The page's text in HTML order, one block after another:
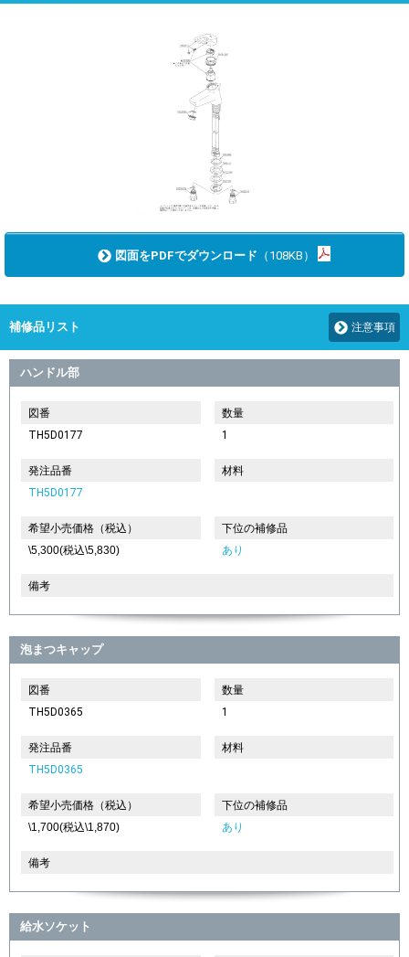
図面をPDFでダウンロード （108KB）
補修品リスト 注意事項
ハンドル部
図番
TH5D0177
数量
1
発注品番
TH5D0177
材料
希望小売価格（税込）
\5,300(税込\5,830)
下位の補修品
あり
備考
泡まつキャップ
図番
TH5D0365
数量
1
発注品番
TH5D0365
材料
希望小売価格（税込）
\1,700(税込\1,870)
下位の補修品
あり
備考
給水ソケット